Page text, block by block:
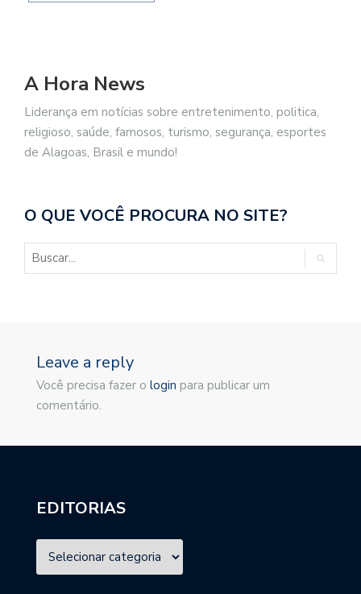
A Hora News
Liderança em notícias sobre entretenimento, politica,
religioso, saúde, famosos, turismo, segurança, esportes
de Alagoas, Brasil e mundo!
O QUE VOCÊ PROCURA NO SITE?
Leave a reply
Você precisa fazer o login para publicar um
comentário.
EDITORIAS